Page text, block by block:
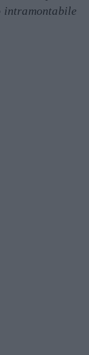
intramontabile